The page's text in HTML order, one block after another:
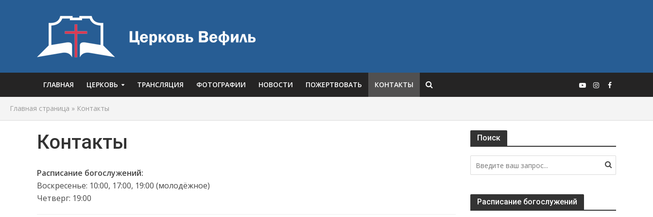
ГЛАВНАЯ ЦЕРКОВЬ ТРАНСЛЯЦИЯ ФОТОГРАФИИ НОВОСТИ ПОЖЕРТВОВАТЬ КОНТАКТЫ
Главная страница » Контакты
Контакты
Расписание богослужений:
Воскресенье: 10:00, 17:00, 19:00 (молодёжное)
Четверг: 19:00
Поиск
Расписание богослужений